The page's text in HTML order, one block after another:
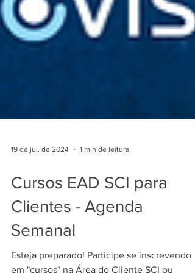
19 de jul. de 2024 1 min de leitura
Cursos EAD SCI para
Clientes - Agenda